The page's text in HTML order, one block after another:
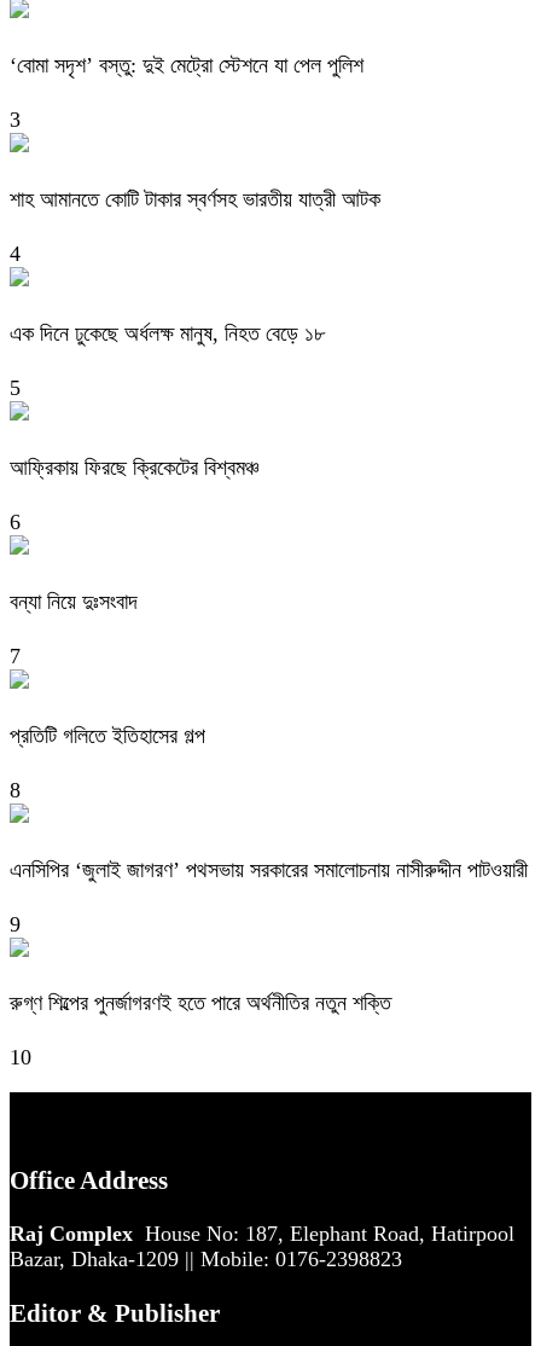
‘বোমা সদৃশ’ বস্তু: দুই মেট্রো স্টেশনে যা পেল পুলিশ
3
শাহ আমানতে কোটি টাকার স্বর্ণসহ ভারতীয় যাত্রী আটক
4
এক দিনে ঢুকেছে অর্ধলক্ষ মানুষ, নিহত বেড়ে ১৮
5
আফ্রিকায় ফিরছে ক্রিকেটের বিশ্বমঞ্চ
6
বন্যা নিয়ে দুঃসংবাদ
7
প্রতিটি গলিতে ইতিহাসের গল্প
8
এনসিপির ‘জুলাই জাগরণ’ পথসভায় সরকারের সমালোচনায় নাসীরুদ্দীন পাটওয়ারী
9
রুগ্ণ শিল্পের পুনর্জাগরণই হতে পারে অর্থনীতির নতুন শক্তি
10
Office Address
Raj Complex House No: 187, Elephant Road, Hatirpool
Bazar, Dhaka-1209 || Mobile: 0176-2398823
Editor & Publisher